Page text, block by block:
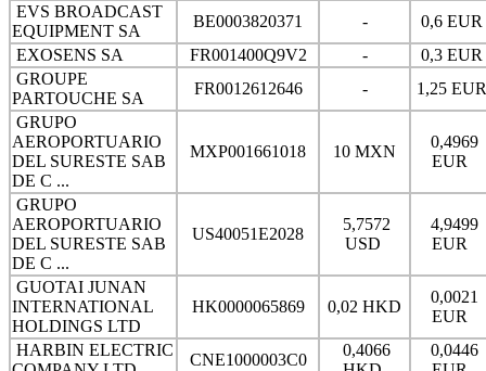
EVS BROADCAST
EQUIPMENT SA
BE0003820371 -
0,6 EUR
EXOSENS SA
FR001400Q9V2 -
0,3 EUR
GROUPE
PARTOUCHE SA
FR0012612646 -
1,25
GRUPO
AEROPORTUARIO
DEL SURESTE SAB
DE C ...
MXP001661018 10 MXN
0,4969
EUR
GRUPO
AEROPORTUARIO
DEL SURESTE SAB
DE C ...
US40051E2028
5,7572
USD
4,9499
EUR
GUOTAI JUNAN
INTERNATIONAL
HOLDINGS LTD
HK0000065869 0,02 HKD
0,0021
EUR
HARBIN ELECTRIC
CNE1000003C0
0,4066
0,0446